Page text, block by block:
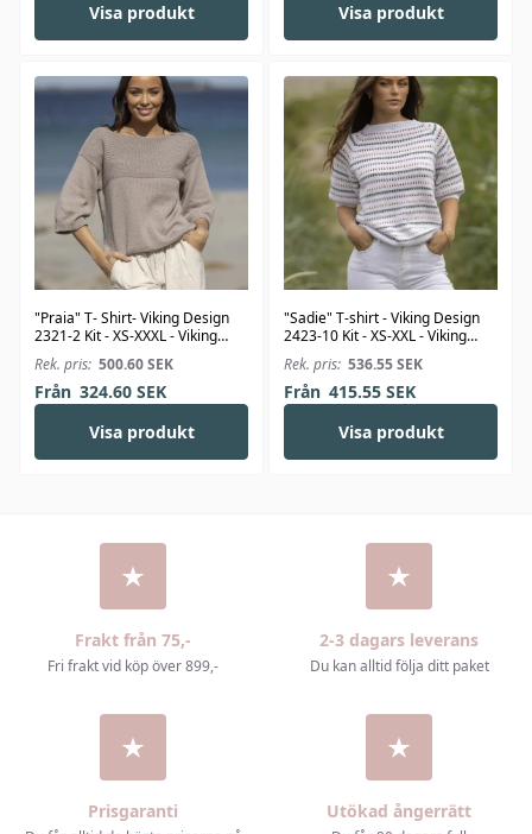
Visa produkt
Visa produkt
"Praia" T- Shirt- Viking Design
2321-2 Kit - XS-XXXL - Viking
Bjørk
Rek. pris: 500.60SEK
Från 324.60SEK
Visa produkt
"Sadie" T-shirt - Viking Design
2423-10 Kit - XS-XXL - Viking
Linus
Rek. pris: 536.55SEK
Från 415.55SEK
Visa produkt
Frakt från 75,-
Fri frakt vid köp över 899,-
2-3 dagars leverans
Du kan alltid följa ditt paket
Prisgaranti Utökad ångerrätt